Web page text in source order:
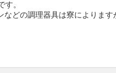
。
どの調理器具は寮によりま